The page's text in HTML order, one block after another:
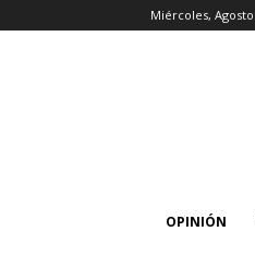
Miércoles, Agosto
OPINIÓN